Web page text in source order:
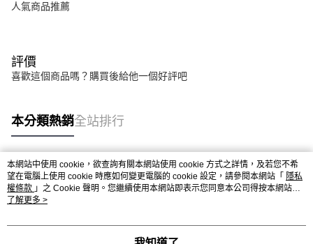
人氣商品推薦
評價
喜歡這個商品嗎？購買後給他一個好評吧
本分類熱銷全站排行
熱門標籤
本網站中使用 cookie，欲查詢有關本網站使用 cookie 方式之詳情，及若您不希
望在電腦上使用 cookie 時應如何變更電腦的 cookie 設定，請參閱本網站「 隱私
權條款 」之 Cookie 聲明。您繼續使用本網站即表示您同意本公司得按本網站使
用條款之 Cookie 聲明使用 cookie。
了解更多 >